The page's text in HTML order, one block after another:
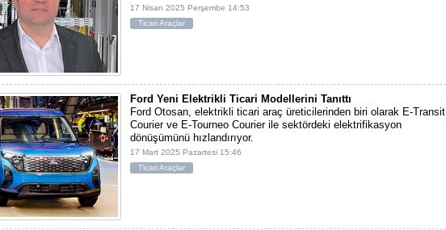
17 Nisan 2025 Perşembe 14:53
Ticari Araçlar
Ford Yeni Elektrikli Ticari Modellerini Tanıttı
Ford Otosan, elektrikli ticari araç üreticilerinden biri olarak E-Transit
Courier ve E-Tourneo Courier ile sektördeki elektrifikasyon
dönüşümünü hızlandırıyor.
17 Mart 2025 Pazartesi 15:46
Ticari Araçlar